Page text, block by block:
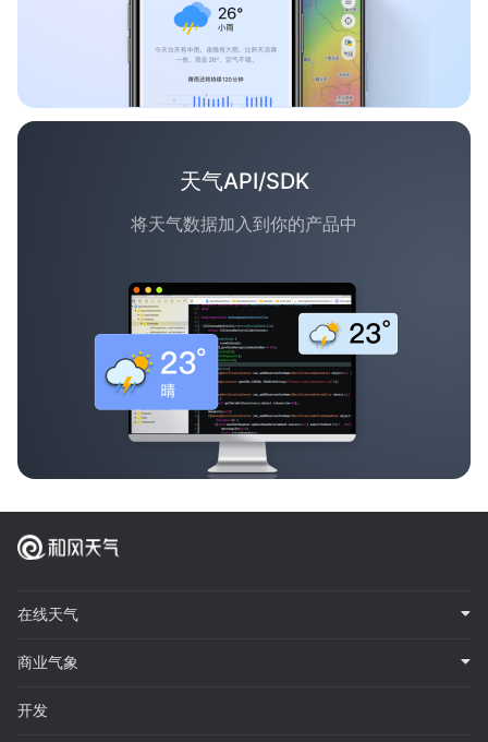
天气API/SDK
将天气数据加入到你的产品中
在线天气
商业气象
开发